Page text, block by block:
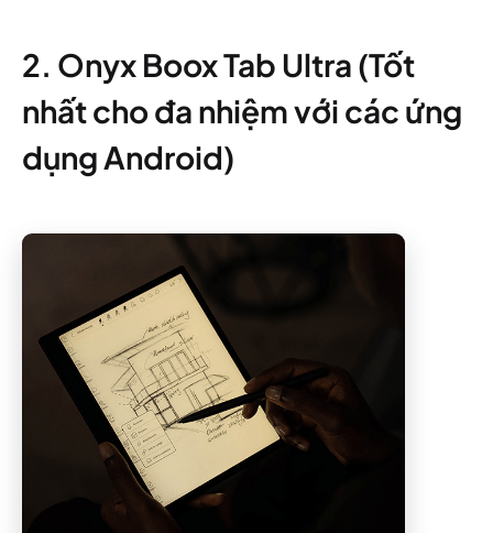
2. Onyx Boox Tab Ultra (Tốt
nhất cho đa nhiệm với các ứng
dụng Android)